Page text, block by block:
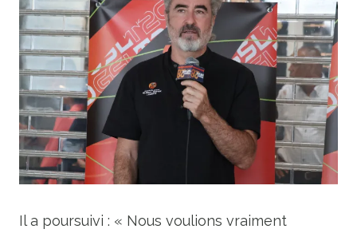
Il a poursuivi : « Nous voulions vraiment